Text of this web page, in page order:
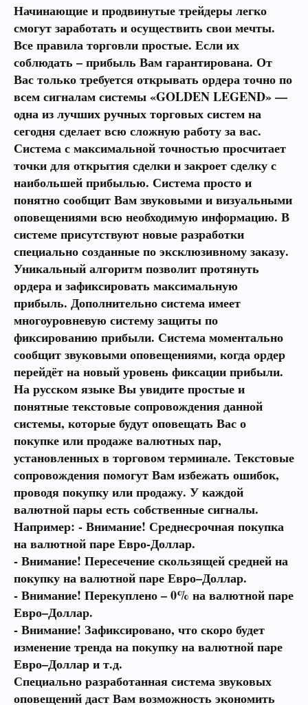
Начинающие и продвинутые трейдеры легко
смогут заработать и осуществить свои мечты.
Все правила торговли простые. Если их
соблюдать – прибыль Вам гарантирована. От
Вас только требуется открывать ордера точно по
всем сигналам системы «GOLDEN LEGEND» —
одна из лучших ручных торговых систем на
сегодня сделает всю сложную работу за вас.
Система с максимальной точностью просчитает
точки для открытия сделки и закроет сделку с
наибольшей прибылью. Система просто и
понятно сообщит Вам звуковыми и визуальными
оповещениями всю необходимую информацию. В
системе присутствуют новые разработки
специально созданные по эксклюзивному заказу.
Уникальный алгоритм позволит протянуть
ордера и зафиксировать максимальную
прибыль. Дополнительно система имеет
многоуровневую систему защиты по
фиксированию прибыли. Система моментально
сообщит звуковыми оповещениями, когда ордер
перейдёт на новый уровень фиксации прибыли.
На русском языке Вы увидите простые и
понятные текстовые сопровождения данной
системы, которые будут оповещать Вас о
покупке или продаже валютных пар,
установленных в торговом терминале. Текстовые
сопровождения помогут Вам избежать ошибок,
проводя покупку или продажу. У каждой
валютной пары есть собственные сигналы.
Например: - Внимание! Среднесрочная покупка
на валютной паре Евро-Доллар.
- Внимание! Пересечение скользящей средней на
покупку на валютной паре Евро–Доллар.
- Внимание! Перекуплено – 0% на валютной паре
Евро–Доллар.
- Внимание! Зафиксировано, что скоро будет
изменение тренда на покупку на валютной паре
Евро–Доллар и т.д.
Специально разработанная система звуковых
оповещений даст Вам возможность экономить